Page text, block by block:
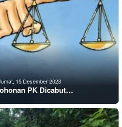
15 Desember 2023
PK Dicabut…